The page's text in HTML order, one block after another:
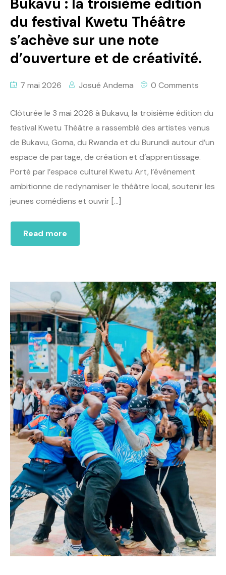
du festival Kwetu Théâtre
s’achève sur une note
d’ouverture et de créativité.
7 mai 2026 Josué Andema 0 Comments
Clôturée le 3 mai 2026 à Bukavu, la troisième édition du
festival Kwetu Théâtre a rassemblé des artistes venus
de Bukavu, Goma, du Rwanda et du Burundi autour d’un
espace de partage, de création et d’apprentissage.
Porté par l’espace culturel Kwetu Art, l’événement
ambitionne de redynamiser le théâtre local, soutenir les
jeunes comédiens et ouvrir […]
Read more